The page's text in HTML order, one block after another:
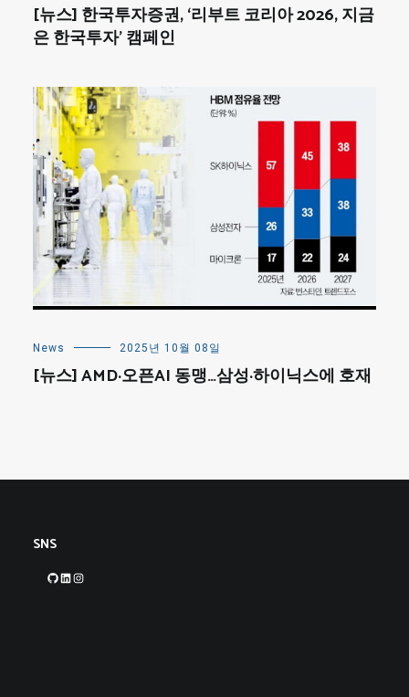
[뉴스] 한국투자증권, ‘리부트 코리아 2026, 지금
은 한국투자’ 캠페인
News 2025년 10월 08일
[뉴스] AMD·오픈AI 동맹…삼성·하이닉스에 호재
SNS
GitHubLinkedIn